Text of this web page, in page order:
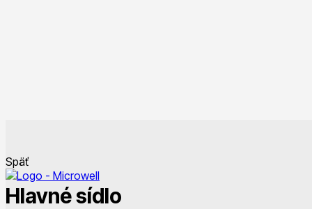
Späť
Hlavné sídlo